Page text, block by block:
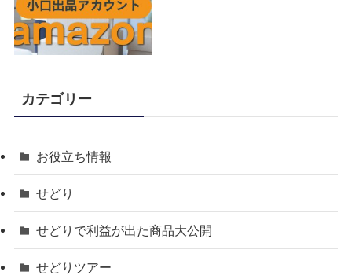
カテゴリー
お役立ち情報
せどり
せどりで利益が出た商品大公開
せどりツアー